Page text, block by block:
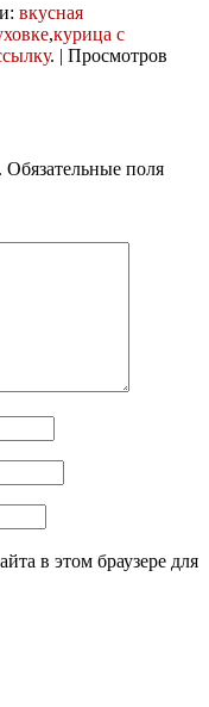
вкусная
,курица с
. | Просмотров
Обязательные поля
в этом браузере для